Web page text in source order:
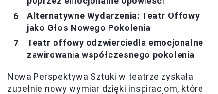
Alternatywne Wydarzenia: Teatr Offowy
jako Głos Nowego Pokolenia
Teatr offowy odzwierciedla emocjonalne
zawirowania współczesnego pokolenia
Nowa Perspektywa Sztuki w teatrze zyskała
zupełnie nowy wymiar dzięki inspiracjom, które